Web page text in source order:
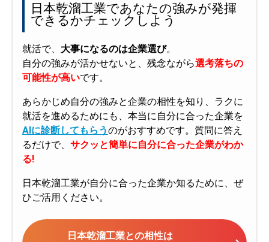
日本乾溜工業であなたの強みが発揮
できるかチェックしよう
就活で、 大事になるのは企業選び。
自分の強みが活かせないと、残念ながら選考落ちの
可能性が高いです。
あらかじめ自分の強みと企業の相性を知り、ラクに
就活を進めるためにも、本当に自分に合った企業を
AIに診断してもらうのがおすすめです。質問に答え
るだけで、 サクッと簡単に自分に合った企業がわか
る!
日本乾溜工業が自分に合った企業か知るために、ぜ
ひご活用ください。
日本乾溜工業との相性は